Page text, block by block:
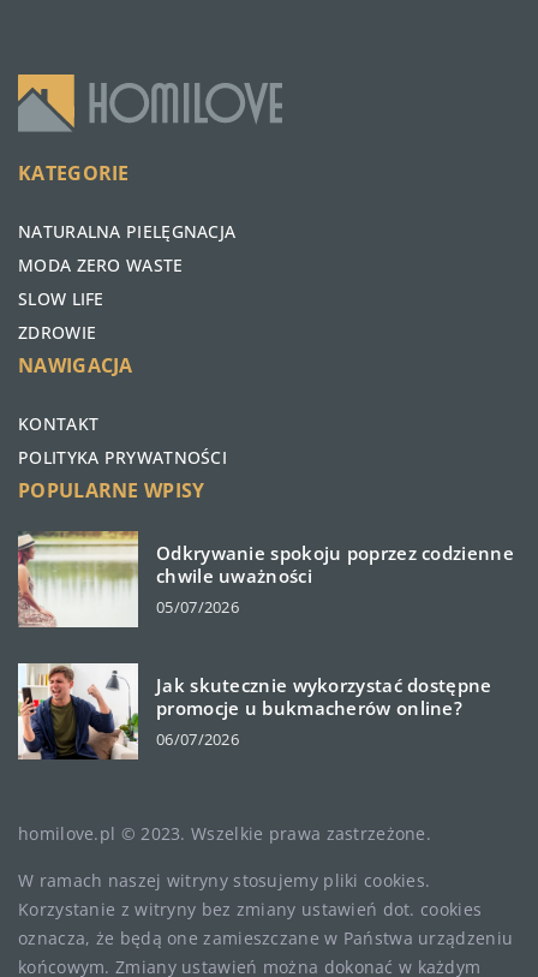
KATEGORIE
NATURALNA PIELĘGNACJA
MODA ZERO WASTE
SLOW LIFE
ZDROWIE
NAWIGACJA
KONTAKT
POLITYKA PRYWATNOŚCI
POPULARNE WPISY
Odkrywanie spokoju poprzez codzienne
chwile uważności
05/07/2026
Jak skutecznie wykorzystać dostępne
promocje u bukmacherów online?
06/07/2026
homilove.pl © 2023. Wszelkie prawa zastrzeżone.
W ramach naszej witryny stosujemy pliki cookies.
Korzystanie z witryny bez zmiany ustawień dot. cookies
oznacza, że będą one zamieszczane w Państwa urządzeniu
końcowym. Zmiany ustawień można dokonać w każdym